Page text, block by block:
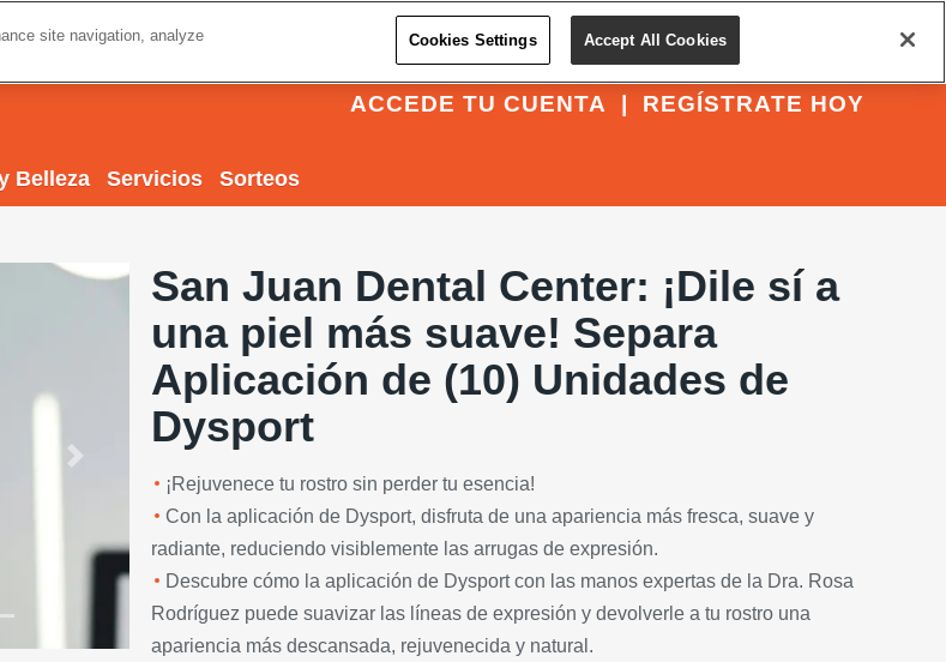
REGÍSTRATE HOY
ACCEDE TU CUENTA
Belleza Servicios Sorteos
Next
San Juan Dental Center: ¡Dile sí a
una piel más suave! Separa
Aplicación de (10) Unidades de
Dysport
¡Rejuvenece tu rostro sin perder tu esencia!
Con la aplicación de Dysport, disfruta de una apariencia más fresca, suave y
radiante, reduciendo visiblemente las arrugas de expresión.
Descubre cómo la aplicación de Dysport con las manos expertas de la Dra. Rosa
Rodríguez puede suavizar las líneas de expresión y devolverle a tu rostro una
apariencia más descansada, rejuvenecida y natural.
site navigation, analyze
Cookies Settings Accept All Cookies